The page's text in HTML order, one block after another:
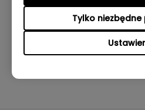
Tylko niezbędne
Niedawno kupiłem
podłączyć go do
pomocą kabla HDMI
sam komunikat